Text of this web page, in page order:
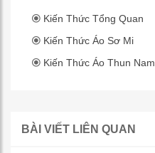
Kiến Thức Tổng Quan
Kiến Thức Áo Sơ Mi
Kiến Thức Áo Thun Nam
BÀI VIẾT LIÊN QUAN